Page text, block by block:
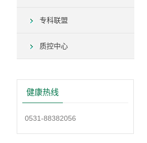
专科联盟
质控中心
健康热线
0531-88382056